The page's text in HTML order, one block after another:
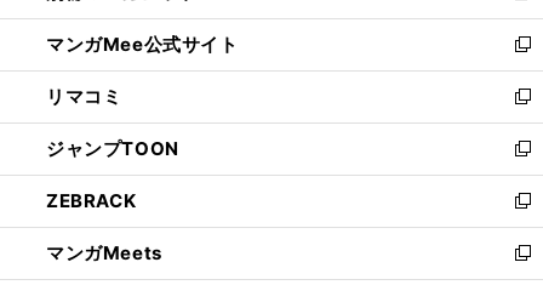
開
く
ン
ド
ウ
で
開
く
ウ
ィ
ン
ド
ウ
で
開
く
し
い
ウ
ィ
ン
ド
ウ
で
開
く
マンガMee公式サイト
新
し
い
ウ
ィ
ン
ド
ウ
で
開
リマコミ
新
し
い
ウ
ィ
ン
ド
ウ
ジャンプTOON
新
し
い
ウ
ィ
ZEBRACK
新
し
い
マンガMeets
新